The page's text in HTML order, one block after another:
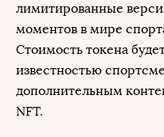
лимитированные
моментов в мире
Стоимость токена
известностью
дополнительным
NFT.